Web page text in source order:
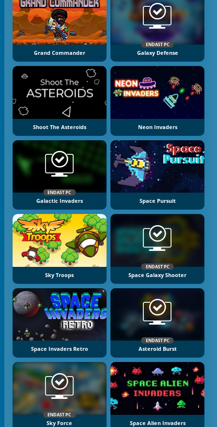
Grand Commander
ENDAST PC
Galaxy Defense
Shoot The Asteroids Neon Invaders
ENDAST PC
Galactic Invaders Space Pursuit
Sky Troops
ENDAST PC
Space Galaxy Shooter
Space Invaders Retro
ENDAST PC
Asteroid Burst
ENDAST PC
Sky Force Space Alien Invaders